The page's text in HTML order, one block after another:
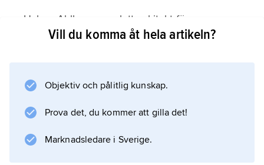
Hakon Ahlberg var slottsarkitekt för
Gripsholms slott 1933–70 och var
Riksförbund) 1936, var dess förste ordförande
för arkitektkåren.
Vill du komma åt hela artikeln?
Objektiv och pålitlig kunskap.
Prova det, du kommer att gilla det!
Marknadsledare i Sverige.